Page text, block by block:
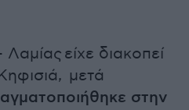
είχε διακοπεί
μετά
στην